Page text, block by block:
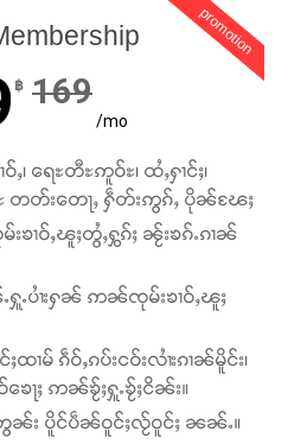
promotion
฿ 169
/mo
၊ ရေႊတီႊဢူဝ်ႊ၊ ထႆႇႁၢင်ႈ၊
ႊ တတ်းတေႃႇ ႁဵတ်းဢွၵ်ႇ ပိုၼ်ၽႄႈ
ၶၢဝ်ႇၽူႈတွႆႇႁွၵ်ႈ ၼႂ်းၶၵ်ႉၵၢၼ်
ႁူႉပၢႆးႁၼ် ဢၼ်ၸုမ်းၶၢဝ်ႇၽူႈ
ထၢမ် ၵဵဝ်ႇၵပ်းငဝ်းလၢႆးၵၢၼ်မိူင်း၊
ၶေႃႈ ဢၼ်ၶႂ်ႈႁူႉၶႂ်ႈငိၼ်း။
တွၼ်း ပိူင်ပဵၼ်ဝူင်ႈလႂ်ဝူင်ႈ ၼၼ်ႉ။